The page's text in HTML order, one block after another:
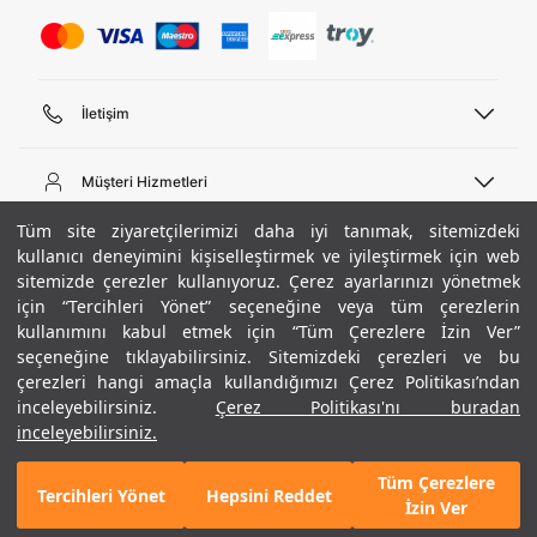
Tüm site ziyaretçilerimizi daha iyi tanımak, sitemizdeki
kullanıcı deneyimini kişiselleştirmek ve iyileştirmek için web
sitemizde çerezler kullanıyoruz. Çerez ayarlarınızı yönetmek
için “Tercihleri Yönet” seçeneğine veya tüm çerezlerin
kullanımını kabul etmek için “Tüm Çerezlere İzin Ver”
seçeneğine tıklayabilirsiniz. Sitemizdeki çerezleri ve bu
çerezleri hangi amaçla kullandığımızı Çerez Politikası’ndan
inceleyebilirsiniz.
Çerez Politikası'nı buradan
inceleyebilirsiniz.
Tercihleri Yönet Hepsini Reddet
Tüm Çerezlere
İzin Ver
+ 9 Renk
GELINCE HABER VER
İletişim
444 02 00
Pazartesi - Cuma 09:00 - 18:00
E-posta
bilgi@underarmour.com
Müşteri Hizmetleri
Sipariş Sorgulama
Bize Ulaşın
Teslimat Bilgileri
İşlem Rehberi
İade ve Değişimler
Sıkça Sorulan Sorular
Beden Rehberi
Site Haritası
Hakkımızda
Ticari Bilgiler
Hükümler ve Koşullar
Gizlilik Politikası
Çerez Politikası
Kariyer
ETBİS
UA Sosyal Medya
Instagram
Facebook
Twitter
Popüler Kategoriler
Erkek Basketbol Ayakkabısı
Çocuk Basketbol Ayakkabısı
Erkek Eşofman